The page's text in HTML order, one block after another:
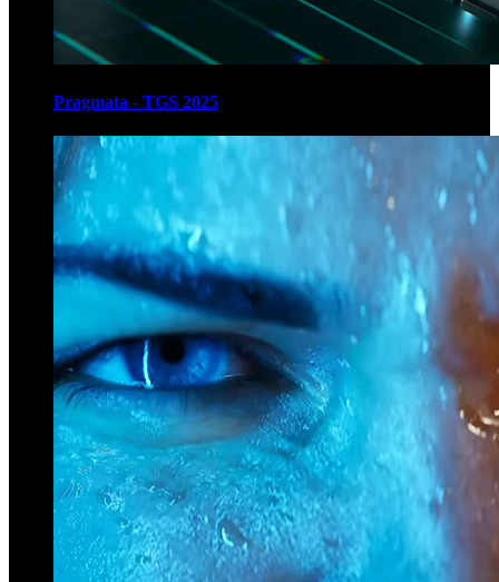
Pragmata - TGS 2025